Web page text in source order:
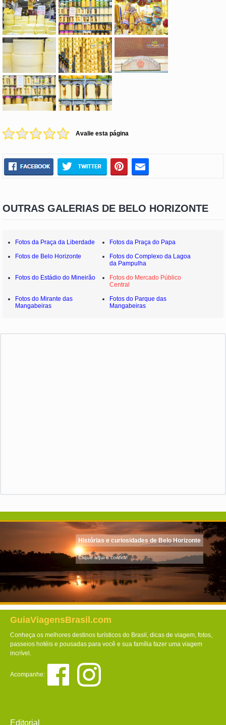
Avalie esta página
OUTRAS GALERIAS DE BELO HORIZONTE
Fotos da Praça da Liberdade
Fotos da Praça do Papa
Fotos de Belo Horizonte
Fotos do Complexo da Lagoa
da Pampulha
Fotos do Estádio do Mineirão
Fotos do Mercado Público
Central
Fotos do Mirante das
Mangabeiras
Fotos do Parque das
Mangabeiras
Histórias e curiosidades de Belo Horizonte
Clique aqui e confira!
GuiaViagensBrasil.com
Conheça os melhores destinos turísticos do Brasil, dicas de viagem, fotos,
passeios hotéis e pousadas para você e sua família fazer uma viagem
incrível.
Acompanhe:
Editorial